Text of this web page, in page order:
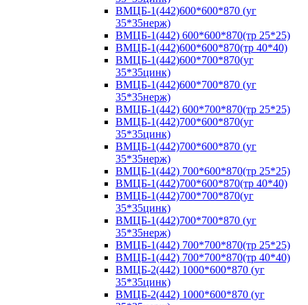
ВМЦБ-1(442)600*600*870 (уг
35*35нерж)
ВМЦБ-1(442) 600*600*870(тр 25*25)
ВМЦБ-1(442)600*600*870(тр 40*40)
ВМЦБ-1(442)600*700*870(уг
35*35цинк)
ВМЦБ-1(442)600*700*870 (уг
35*35нерж)
ВМЦБ-1(442) 600*700*870(тр 25*25)
ВМЦБ-1(442)700*600*870(уг
35*35цинк)
ВМЦБ-1(442)700*600*870 (уг
35*35нерж)
ВМЦБ-1(442) 700*600*870(тр 25*25)
ВМЦБ-1(442)700*600*870(тр 40*40)
ВМЦБ-1(442)700*700*870(уг
35*35цинк)
ВМЦБ-1(442)700*700*870 (уг
35*35нерж)
ВМЦБ-1(442) 700*700*870(тр 25*25)
ВМЦБ-1(442) 700*700*870(тр 40*40)
ВМЦБ-2(442) 1000*600*870 (уг
35*35цинк)
ВМЦБ-2(442) 1000*600*870 (уг